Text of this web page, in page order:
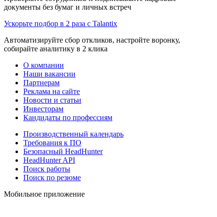
документы без бумаг и личных встреч
Ускорьте подбор в 2 раза с Talantix
Автоматизируйте сбор откликов, настройте воронку,
собирайте аналитику в 2 клика
О компании
Наши вакансии
Партнерам
Реклама на сайте
Новости и статьи
Инвесторам
Кандидаты по профессиям
Производственный календарь
Требования к ПО
Безопасный HeadHunter
HeadHunter API
Поиск работы
Поиск по резюме
Мобильное приложение